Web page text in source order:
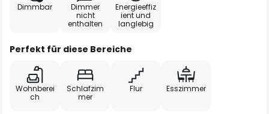
Dimmbar
Dimmer
nicht
enthalten
Energieeffiz
ient und
langlebig
Perfekt für diese Bereiche
Wohnberei
ch
Schlafzim
mer
Flur Esszimmer